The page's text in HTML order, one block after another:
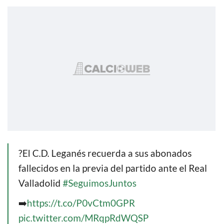
?El C.D. Leganés recuerda a sus abonados
fallecidos en la previa del partido ante el Real
Valladolid #SeguimosJuntos
➡️https://t.co/P0vCtm0GPR
pic.twitter.com/MRqpRdWQSP